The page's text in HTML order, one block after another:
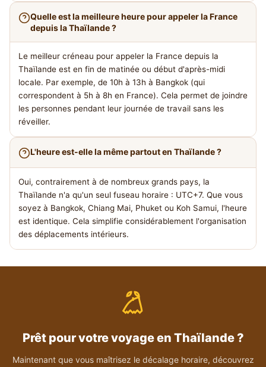
Quelle est la meilleure heure pour appeler la France
depuis la Thaïlande ?
Le meilleur créneau pour appeler la France depuis la
Thaïlande est en fin de matinée ou début d'après-midi
locale. Par exemple, de 10h à 13h à Bangkok (qui
correspondent à 5h à 8h en France). Cela permet de joindre
les personnes pendant leur journée de travail sans les
réveiller.
L'heure est-elle la même partout en Thaïlande ?
Oui, contrairement à de nombreux grands pays, la
Thaïlande n'a qu'un seul fuseau horaire : UTC+7. Que vous
soyez à Bangkok, Chiang Mai, Phuket ou Koh Samui, l'heure
est identique. Cela simplifie considérablement l'organisation
des déplacements intérieurs.
Prêt pour votre voyage en Thaïlande ?
Maintenant que vous maîtrisez le décalage horaire, découvrez